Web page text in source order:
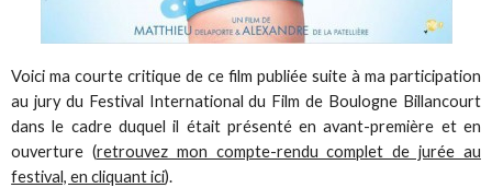
Voici ma courte critique de ce film publiée suite à ma participation
au jury du Festival International du Film de Boulogne Billancourt
dans le cadre duquel il était présenté en avant-première et en
ouverture (retrouvez mon compte-rendu complet de jurée au
festival, en cliquant ici).